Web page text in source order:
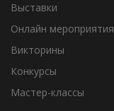
Выставки
Онлайн мероприятия
Викторины
Конкурсы
Мастер-классы